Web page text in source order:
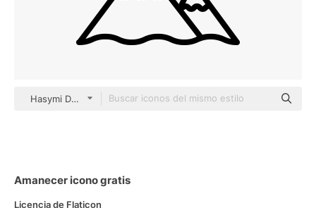
Hasymi Detailed Outline
Amanecer icono gratis
Licencia de Flaticon